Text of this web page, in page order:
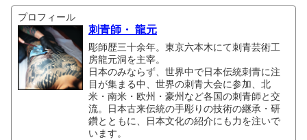
プロフィール
刺青師・ 龍元
彫師歴三十余年。東京六本木にて刺青芸術工
房龍元洞を主宰。
日本のみならず、世界中で日本伝統刺青に注
目が集まる中、世界の刺青大会に参加、北
米・南米・欧州・豪州など各国の刺青師と交
流。日本古来伝統の手彫りの技術の継承・研
鑽とともに、日本文化の紹介にも力を注いで
います。